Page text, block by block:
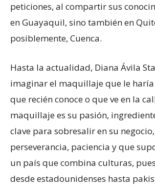
peticiones, al compartir sus
en Guayaquil, sino también en
posiblemente, Cuenca.
Hasta la actualidad, Diana Ávila
imaginar el maquillaje que le
que recién conoce o que ve en la
maquillaje es su pasión,
clave para sobresalir en su
perseverancia, paciencia y que
un país que combina culturas,
desde estadounidenses hasta